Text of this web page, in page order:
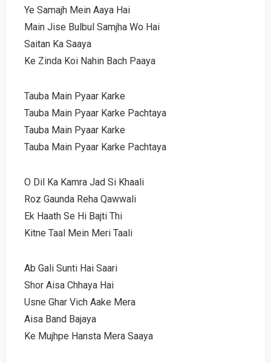
Ye Samajh Mein Aaya Hai
Main Jise Bulbul Samjha Wo Hai
Saitan Ka Saaya
Ke Zinda Koi Nahin Bach Paaya
Tauba Main Pyaar Karke
Tauba Main Pyaar Karke Pachtaya
Tauba Main Pyaar Karke
Tauba Main Pyaar Karke Pachtaya
O Dil Ka Kamra Jad Si Khaali
Roz Gaunda Reha Qawwali
Ek Haath Se Hi Bajti Thi
Kitne Taal Mein Meri Taali
Ab Gali Sunti Hai Saari
Shor Aisa Chhaya Hai
Usne Ghar Vich Aake Mera
Aisa Band Bajaya
Ke Mujhpe Hansta Mera Saaya